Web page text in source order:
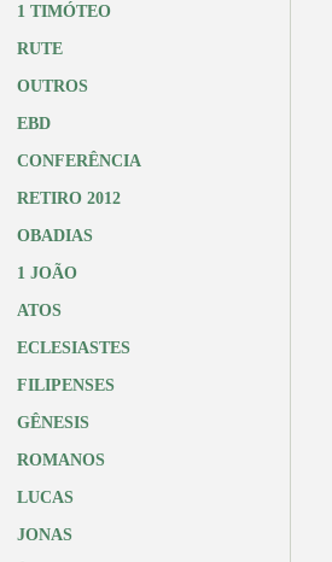
1 TIMÓTEO
RUTE
OUTROS
EBD
CONFERÊNCIA
RETIRO 2012
OBADIAS
1 JOÃO
ATOS
ECLESIASTES
FILIPENSES
GÊNESIS
ROMANOS
LUCAS
JONAS